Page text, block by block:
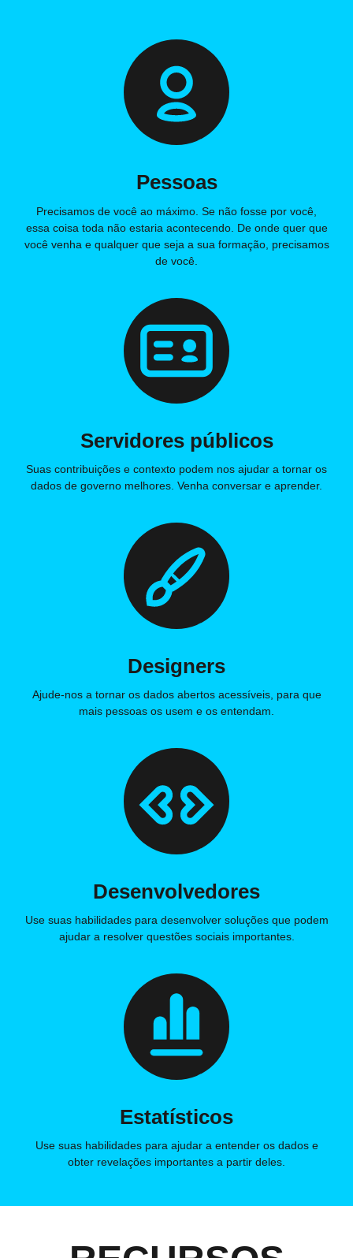
Pessoas
Precisamos de você ao máximo. Se não fosse por você,
essa coisa toda não estaria acontecendo. De onde quer que
você venha e qualquer que seja a sua formação, precisamos
de você.
Servidores públicos
Suas contribuições e contexto podem nos ajudar a tornar os
dados de governo melhores. Venha conversar e aprender.
Designers
Ajude-nos a tornar os dados abertos acessíveis, para que
mais pessoas os usem e os entendam.
Desenvolvedores
Use suas habilidades para desenvolver soluções que podem
ajudar a resolver questões sociais importantes.
Estatísticos
Use suas habilidades para ajudar a entender os dados e
obter revelações importantes a partir deles.